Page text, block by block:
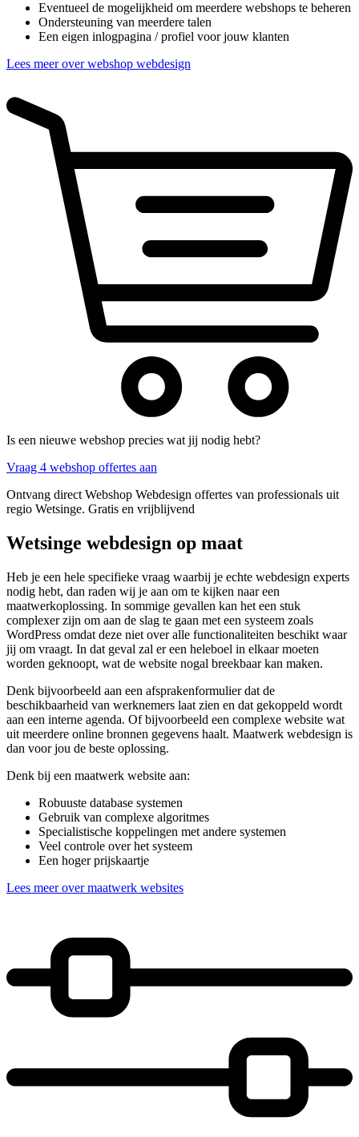
Eventueel de mogelijkheid om meerdere webshops te beheren
Ondersteuning van meerdere talen
Een eigen inlogpagina / profiel voor jouw klanten
Lees meer over webshop webdesign
Is een nieuwe webshop precies wat jij nodig hebt?
Vraag 4 webshop offertes aan
Ontvang direct Webshop Webdesign offertes van professionals uit
regio Wetsinge. Gratis en vrijblijvend
Wetsinge webdesign op maat
Heb je een hele specifieke vraag waarbij je echte webdesign experts
nodig hebt, dan raden wij je aan om te kijken naar een
maatwerkoplossing. In sommige gevallen kan het een stuk
complexer zijn om aan de slag te gaan met een systeem zoals
WordPress omdat deze niet over alle functionaliteiten beschikt waar
jij om vraagt. In dat geval zal er een heleboel in elkaar moeten
worden geknoopt, wat de website nogal breekbaar kan maken.
Denk bijvoorbeeld aan een afsprakenformulier dat de
beschikbaarheid van werknemers laat zien en dat gekoppeld wordt
aan een interne agenda. Of bijvoorbeeld een complexe website wat
uit meerdere online bronnen gegevens haalt. Maatwerk webdesign is
dan voor jou de beste oplossing.
Denk bij een maatwerk website aan:
Robuuste database systemen
Gebruik van complexe algoritmes
Specialistische koppelingen met andere systemen
Veel controle over het systeem
Een hoger prijskaartje
Lees meer over maatwerk websites